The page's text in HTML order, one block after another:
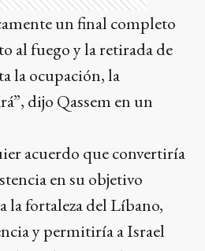
un final completo
al fuego y la retirada de
la ocupación, la
dijo Qassem en un
acuerdo que convertiría
en su objetivo
fortaleza del Líbano,
y permitiría a Israel